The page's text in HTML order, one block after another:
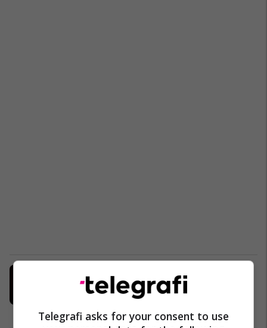
BIK: Munda klanin e Naim Tërnavës
në Drenas
Kosovë
Telegrafi asks for your consent to use